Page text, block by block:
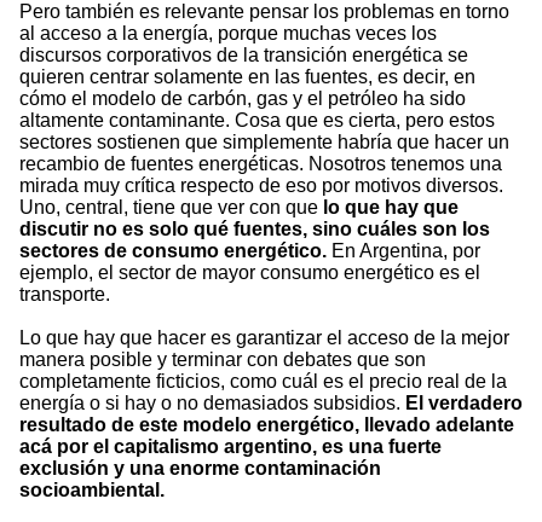
Pero también es relevante pensar los problemas en torno
al acceso a la energía, porque muchas veces los
discursos corporativos de la transición energética se
quieren centrar solamente en las fuentes, es decir, en
cómo el modelo de carbón, gas y el petróleo ha sido
altamente contaminante. Cosa que es cierta, pero estos
sectores sostienen que simplemente habría que hacer un
recambio de fuentes energéticas. Nosotros tenemos una
mirada muy crítica respecto de eso por motivos diversos.
Uno, central, tiene que ver con que lo que hay que
discutir no es solo qué fuentes, sino cuáles son los
sectores de consumo energético. En Argentina, por
ejemplo, el sector de mayor consumo energético es el
transporte.
Lo que hay que hacer es garantizar el acceso de la mejor
manera posible y terminar con debates que son
completamente ficticios, como cuál es el precio real de la
energía o si hay o no demasiados subsidios. El verdadero
resultado de este modelo energético, llevado adelante
acá por el capitalismo argentino, es una fuerte
exclusión y una enorme contaminación
socioambiental.